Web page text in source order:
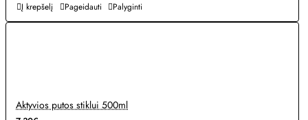
Į krepšelį Pageidauti Palyginti
Aktyvios putos stiklui 500ml